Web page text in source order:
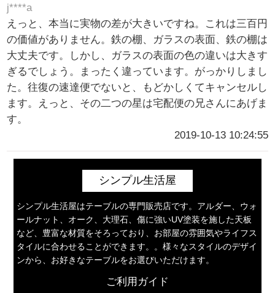
j****a
えっと、本当に実物の差が大きいですね。これは三百円
の価値がありません。鉄の棚、ガラスの表面、鉄の棚は
大丈夫です。しかし、ガラスの表面の色の違いは大きす
ぎるでしょう。まったく違っています。がっかりしまし
た。往復の速達便でないと、もどかしくてキャンセルし
ます。えっと、その二つの星は宅配便の兄さんにあげま
す。
2019-10-13 10:24:55
シンプル生活屋
シンプル生活屋はテーブルの専門販売店です。アルダー、ウォ
ールナット、オーク、大理石、傷に強いUV塗装を施した天板
など、豊富な材質をそろっており、お部屋の雰囲気やライフス
タイルに合わせることができます。。様々なスタイルのデザイ
ンから、お好きなテーブルをお選びいただけます。
ご利用ガイド